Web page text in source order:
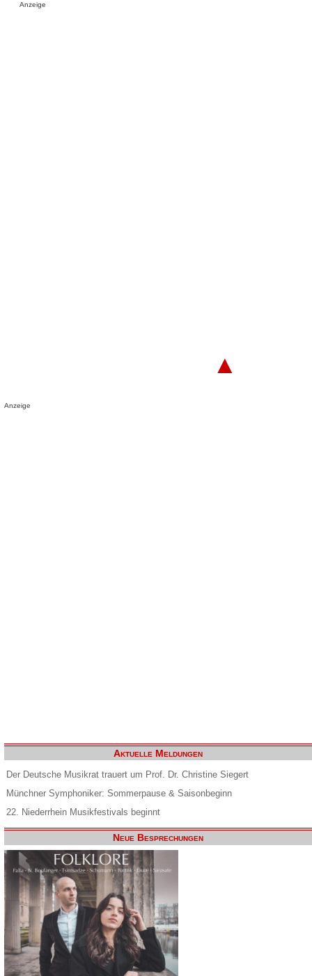
Anzeige
▲
Anzeige
Aktuelle Meldungen
Der Deutsche Musikrat trauert um Prof. Dr. Christine Siegert
Münchner Symphoniker: Sommerpause & Saisonbeginn
22. Niederrhein Musikfestivals beginnt
Neue Besprechungen